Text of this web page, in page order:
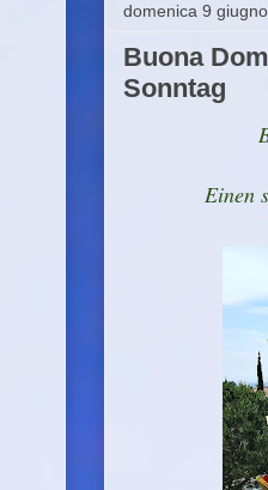
domenica 9
Buona
Sonntag
Einen